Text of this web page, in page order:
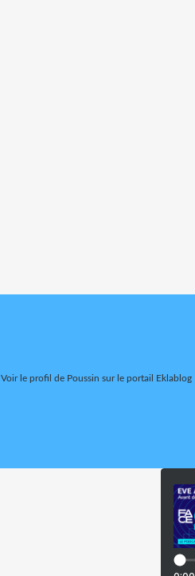
Voir le profil de Poussin sur le portail Eklablog